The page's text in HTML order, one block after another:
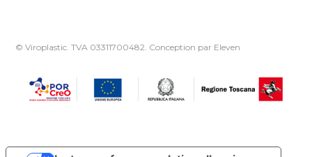
© Viroplastic. TVA 03311700482. Conception par Eleven